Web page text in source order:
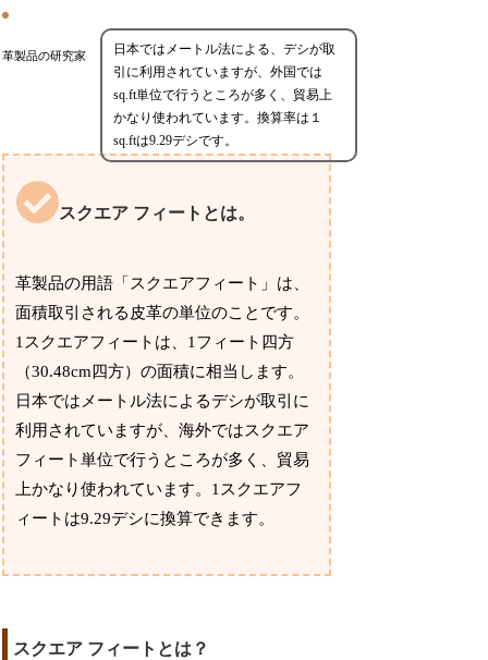
革製品の研究家
日本ではメートル法による、デシが取
引に利用されていますが、外国では
sq.ft単位で行うところが多く、貿易上
かなり使われています。換算率は１
sq.ftは9.29デシです。
スクエア フィートとは。
革製品の用語「スクエアフィート」は、
面積取引される皮革の単位のことです。
1スクエアフィートは、1フィート四方
（30.48cm四方）の面積に相当します。
日本ではメートル法によるデシが取引に
利用されていますが、海外ではスクエア
フィート単位で行うところが多く、貿易
上かなり使われています。1スクエアフ
ィートは9.29デシに換算できます。
スクエア フィートとは？